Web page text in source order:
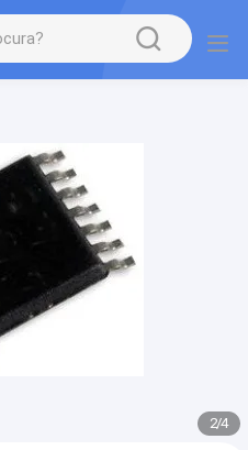
2/4